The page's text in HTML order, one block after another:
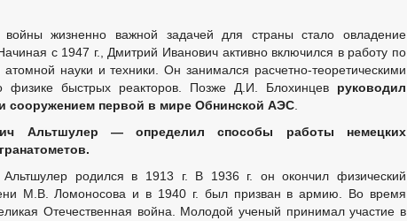
жизненно важной задачей для страны стало овладение
с 1947 г., Дмитрий Иванович активно включился в работу по
атомной науки и техники. Он занимался расчетно-теоретическими
физике быстрых реакторов. Позже Д.И. Блохинцев руководил
и сооружением первой в мире Обнинской АЭС
Альтшулер —
определил способы работы немецких
родился в 1913 г. В 1936 г. он окончил физический
М.В. Ломоносова и в 1940 г. был призван в армию. Во время
Отечественная война. Молодой ученый принимал участие в